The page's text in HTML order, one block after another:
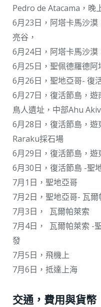
Pedro de Atacama，晚
6月23日，阿塔卡馬沙
亮谷，
6月24日，阿塔卡馬沙
6月25日，聖佩德羅德
6月26日，聖地亞哥- 復
6月27日，復活節島，
鳥人遺址，中部Ahu
6月28日，復活節島，
Raraku採石場
6月29日，復活節島，
6月30日，復活節島 -聖
7月1日，聖地亞哥
7月2日，聖地亞哥- 瓦
7月3日， 瓦爾帕萊索
7月4日， 瓦爾帕萊索 -
發
7月5日，飛機上
7月6日，抵達上海
交通，費用與貨幣